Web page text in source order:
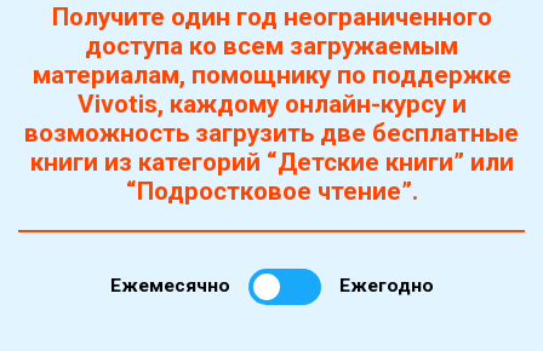
Получите один год неограниченного
доступа ко всем загружаемым
материалам, помощнику по поддержке
Vivotis, каждому онлайн-курсу и
возможность загрузить две бесплатные
книги из категорий “Детские книги” или
“Подростковое чтение”.
Ежемесячно Ежегодно